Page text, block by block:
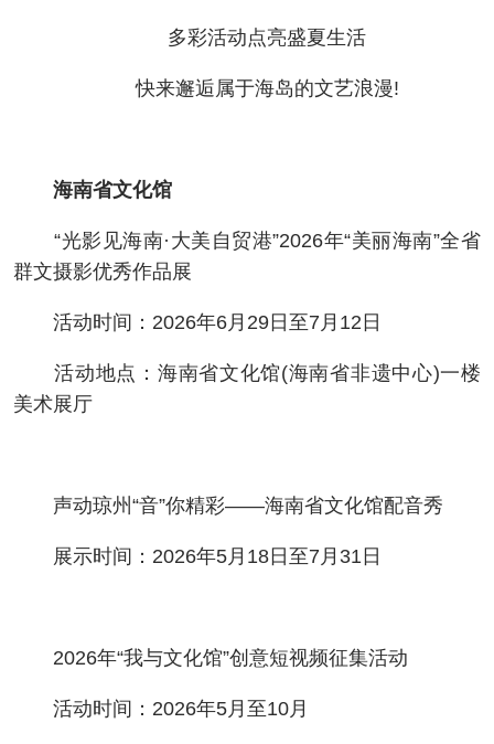
多彩活动点亮盛夏生活
快来邂逅属于海岛的文艺浪漫!
海南省文化馆
“光影见海南·大美自贸港”2026年“美丽海南”全省
群文摄影优秀作品展
活动时间：2026年6月29日至7月12日
活动地点：海南省文化馆(海南省非遗中心)一楼
美术展厅
声动琼州“音”你精彩——海南省文化馆配音秀
展示时间：2026年5月18日至7月31日
2026年“我与文化馆”创意短视频征集活动
活动时间：2026年5月至10月